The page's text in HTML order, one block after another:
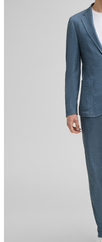
nicht Trommeltrocknen
Bügeln bei geringer Temperatur